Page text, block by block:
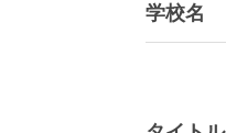
学校名